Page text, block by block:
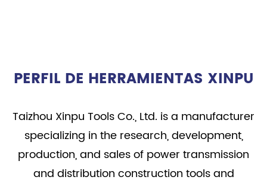
PERFIL DE HERRAMIENTAS XINPU
Taizhou Xinpu Tools Co., Ltd. is a manufacturer
specializing in the research, development,
production, and sales of power transmission
and distribution construction tools and